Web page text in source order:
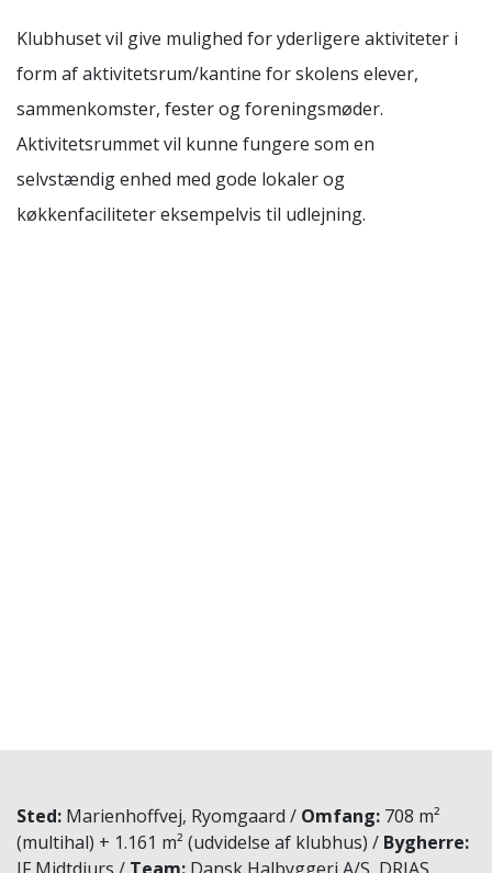
Klubhuset vil give mulighed for yderligere aktiviteter i
form af aktivitetsrum/kantine for skolens elever,
sammenkomster, fester og foreningsmøder.
Aktivitetsrummet vil kunne fungere som en
selvstændig enhed med gode lokaler og
køkkenfaciliteter eksempelvis til udlejning.
Sted Marienhoffvej, Ryomgaard Omfang 708 m²
(multihal) + 1.161 m² (udvidelse af klubhus)
Bygherre